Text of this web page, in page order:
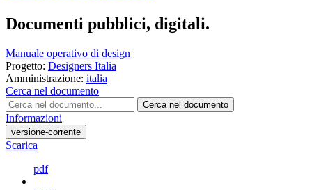
Documenti pubblici, digitali.
Manuale operativo di design
Progetto: Designers Italia
Amministrazione: italia
Cerca nel documento
Cerca nel documento
Informazioni
versione-corrente
Scarica
pdf